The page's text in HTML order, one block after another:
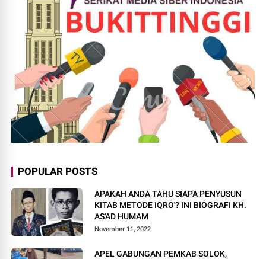
POPULAR POSTS
APAKAH ANDA TAHU SIAPA PENYUSUN
KITAB METODE IQRO'? INI BIOGRAFI KH.
AS'AD HUMAM
November 11, 2022
APEL GABUNGAN PEMKAB SOLOK,